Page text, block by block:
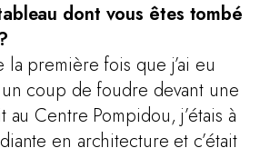
dont vous êtes tombé
la première fois que j’ai eu
coup de foudre devant une
au Centre Pompidou, j’étais à
en architecture et c’était